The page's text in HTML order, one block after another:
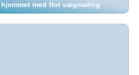
med flot vægmaling